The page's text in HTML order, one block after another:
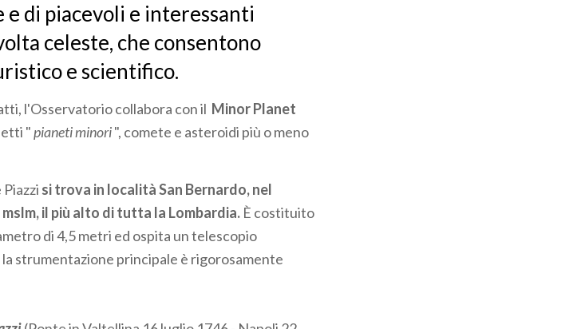
di piacevoli e interessanti
celeste, che consentono
e scientifico.
l'Osservatorio collabora con il Minor Planet
"pianeti minori", comete e asteroidi più o meno
si trova in località San Bernardo, nel
il più alto di tutta la Lombardia. È costituito
di 4,5 metri ed ospita un telescopio
strumentazione principale è rigorosamente